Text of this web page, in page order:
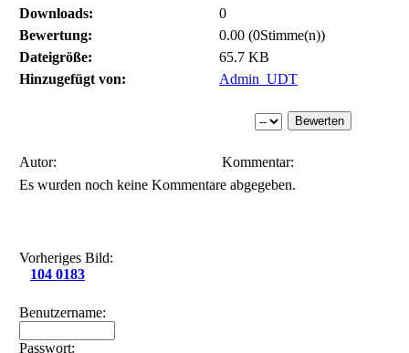
Downloads:
0
Bewertung:
0.00 (0Stimme(n))
Dateigröße:
65.7 KB
Hinzugefügt von:
Admin_UDT
Autor:
Kommentar:
Es wurden noch keine Kommentare abgegeben.
Vorheriges Bild:
104 0183
Benutzername:
Passwort: